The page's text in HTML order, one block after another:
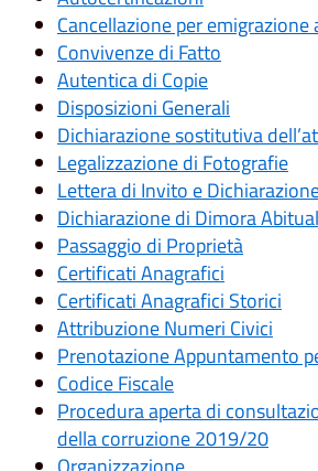
Cancellazione per emigrazione
Convivenze di Fatto
Autentica di Copie
Disposizioni Generali
Dichiarazione sostitutiva
Legalizzazione di Fotografie
Lettera di Invito e
Dichiarazione di Dimora
Passaggio di Proprietà
Certificati Anagrafici
Certificati Anagrafici Storici
Attribuzione Numeri Civici
Prenotazione Appuntamento
Codice Fiscale
Procedura aperta di
della corruzione 2019/20